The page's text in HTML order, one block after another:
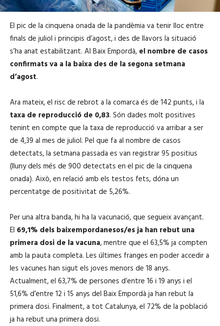
El pic de la cinquena onada de la pandèmia va tenir lloc entre
finals de juliol i principis d’agost, i des de llavors la situació
s’ha anat estabilitzant. Al Baix Empordà, el nombre de casos
confirmats va a la baixa des de la segona setmana
d’agost.
Ara mateix, el risc de rebrot a la comarca és de 142 punts, i la
taxa de reproducció de 0,83. Són dades molt positives
tenint en compte que la taxa de reproducció va arribar a ser
de 4,39 al mes de juliol. Pel que fa al nombre de casos
detectats, la setmana passada es van registrar 95 positius
(lluny dels més de 900 detectats en el pic de la cinquena
onada). Això, en relació amb els testos fets, dóna un
percentatge de positivitat de 5,26%.
Per una altra banda, hi ha la vacunació, que segueix avançant.
El 69,1% dels baixempordanesos/es ja han rebut una
primera dosi de la vacuna, mentre que el 63,5% ja compten
amb la pauta completa. Les últimes franges en poder accedir a
les vacunes han sigut els joves menors de 18 anys.
Actualment, el 63,7% de persones d’entre 16 i 19 anys i el
51,6% d’entre 12 i 15 anys del Baix Empordà ja han rebut la
primera dosi. Finalment, a tot Catalunya, el 72% de la població
ja ha rebut una primera dosi.